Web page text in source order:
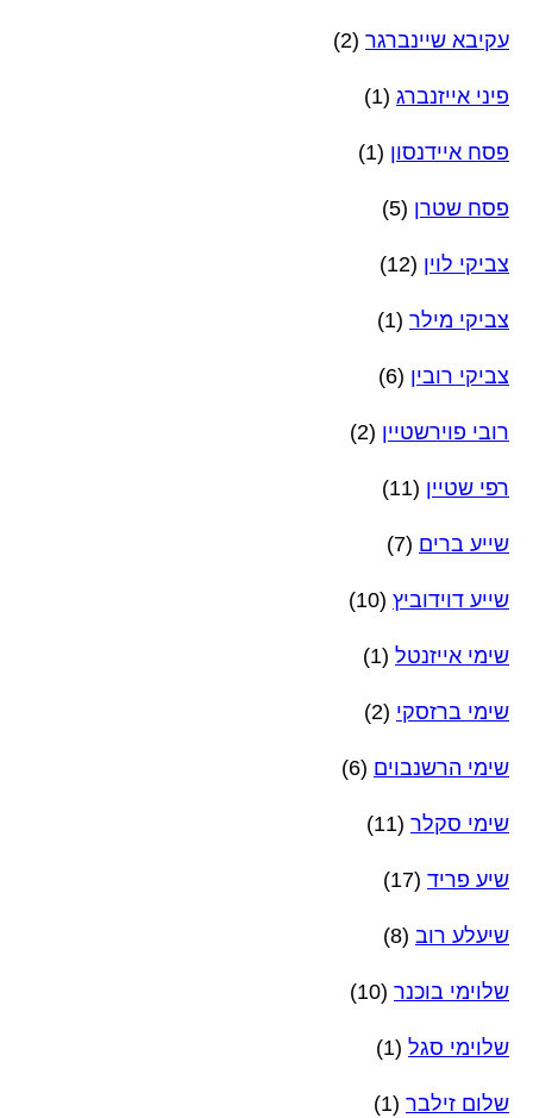
עקיבא שיינברגר (2)
פיני אייזנברג (1)
פסח איידנסון (1)
פסח שטרן (5)
צביקי לוין (12)
צביקי מילר (1)
צביקי רובין (6)
רובי פוירשטיין (2)
רפי שטיין (11)
שייע ברים (7)
שייע דוידוביץ (10)
שימי אייזנטל (1)
שימי ברזסקי (2)
שימי הרשנבוים (6)
שימי סקלר (11)
שיע פריד (17)
שיעלע רוב (8)
שלוימי בוכנר (10)
שלוימי סגל (1)
שלום זילבר (1)